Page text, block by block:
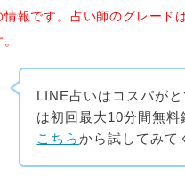
報です。占い師のグレード
LINE占いはコスパが
は初回最大10分間無
こちらから試してみて